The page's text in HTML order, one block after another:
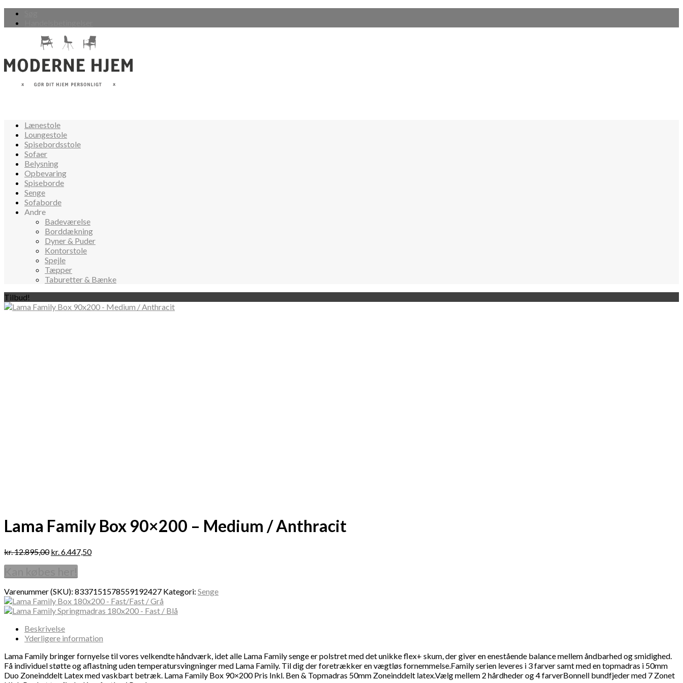
Lænestole
Loungestole
Spisebordsstole
Sofaer
Belysning
Opbevaring
Spiseborde
Senge
Sofaborde
Andre
Badeværelse
Borddækning
Dyner & Puder
Kontorstole
Spejle
Tæpper
Taburetter & Bænke
Tilbud!
Lama Family Box 90×200 – Medium / Anthracit
kr.12.895,00 kr.6.447,50
Varenummer (SKU): 8337151578559192427 Kategori: Senge
Beskrivelse
Yderligere information
Lama Family bringer fornyelse til vores velkendte håndværk, idet alle Lama Family senge er polstret med det unikke flex+ skum, der giver en enestående balance mellem åndbarhed og smidighed.
Få individuel støtte og aflastning uden temperatursvingninger med Lama Family. Til dig der foretrækker en vægtløs fornemmelse.Family serien leveres i 3 farver samt med en topmadras i 50mm
Duo Zoneinddelt Latex med vaskbart betræk. Lama Family Box 90×200 Pris Inkl. Ben & Topmadras 50mm Zoneinddelt latex.Vælg mellem 2 hårdheder og 4 farverBonnell bundfjeder med 7 Zonet